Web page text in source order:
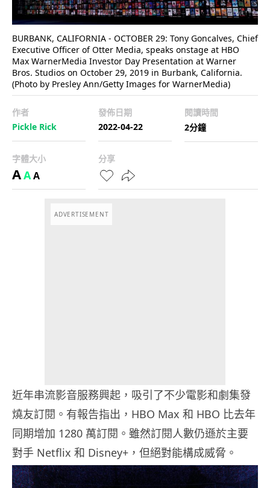
BURBANK, CALIFORNIA - OCTOBER 29: Tony Goncalves, Chief
Executive Officer of Otter Media, speaks onstage at HBO
Max WarnerMedia Investor Day Presentation at Warner
Bros. Studios on October 29, 2019 in Burbank, California.
(Photo by Presley Ann/Getty Images for WarnerMedia)
作者
Pickle Rick
發佈日期
2022-04-22
閱讀時間
2分鐘
字體大小
AAA
分享
ADVERTISEMENT
近年串流影音服務興起，吸引了不少電影和劇集發
燒友訂閱。有報告指出，HBO Max 和 HBO 比去年
同期增加 1280 萬訂閱。雖然訂閱人數仍遜於主要
對手 Netflix 和 Disney+，但絕對能構成威脅。